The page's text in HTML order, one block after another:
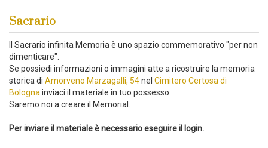
Sacrario
Il Sacrario infinita Memoria è uno spazio commemorativo "per non
dimenticare".
Se possiedi informazioni o immagini atte a ricostruire la memoria
storica di Amorveno Marzagalli, 54nel Cimitero Certosa di
Bologna inviaci il materiale in tuo possesso.
Saremo noi a creare il Memorial.
Per inviare il materiale è necessario eseguire il login.